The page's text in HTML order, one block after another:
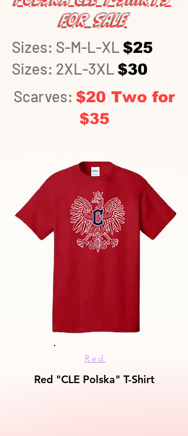
Kubic
Vice-
Konsu
l
aw
Clevel
and
pierws
zy w
Clevel
and.
for Sale
Sizes: S-M-L-XL $25
Sizes: 2XL-3XL $30
Scarves: $20 Two for
$35
Red
Red "CLE Polska" T-Shirt